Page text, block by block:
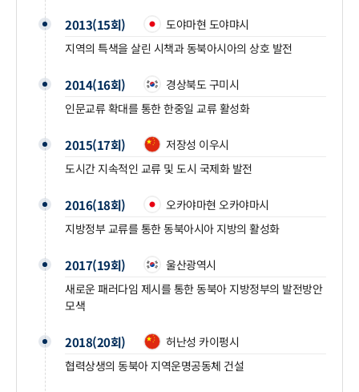
2013(15회)
도야마현 도야먀시
지역의 특색을 살린 시책과 동북아시아의 상호 발전
2014(16회)
경상북도 구미시
인문교류 확대를 통한 한중일 교류 활성화
2015(17회)
저장성 이우시
도시간 지속적인 교류 및 도시 국제화 발전
2016(18회)
오카야마현 오카야마시
지방정부 교류를 통한 동북아시아 지방의 활성화
2017(19회)
울산광역시
새로운 패러다임 제시를 통한 동북아 지방정부의 발전방안
모색
2018(20회)
허난성 카이펑시
협력상생의 동북아 지역운명공동체 건설